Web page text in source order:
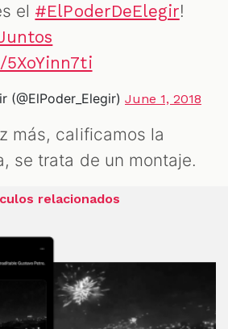
el #ElPoderDeElegir!
(@ElPoder_Elegir) June 1, 2018
más, calificamos la
se trata de un montaje.
relacionados